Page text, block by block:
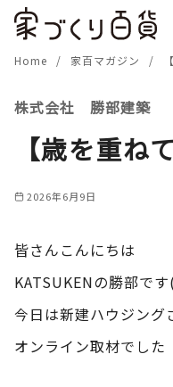
Home 家百マガジン
株式会社 勝部建築
【歳を重ね
2026年6月9日
皆さんこんにちは
KATSUKENの勝部で
今日は新建ハウジング
オンライン取材でした